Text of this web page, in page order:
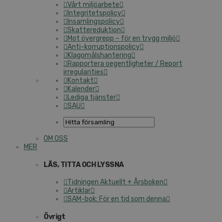
Vårt miljöarbete
Integritetspolicy
Insamlingspolicy
Skattereduktion
Mot övergrepp – för en trygg miljö
Anti-korruptionspolicy
Klagomålshantering
Rapportera oegentligheter / Report
irregularities
Kontakt
Kalender
Lediga tjänster
SAU
OM OSS
MER
LÄS, TITTA OCH LYSSNA
Tidningen Aktuellt + Årsboken
Artiklar
SAM-bok: För en tid som denna
Övrigt